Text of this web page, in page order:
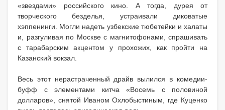
«звездами» российского кино. А тогда, дурея от
творческого безделья, устраивали диковатые
хэппенинги. Могли надеть узбекские тюбетейки и халаты
и, разгуливая по Москве с магнитофонами, спрашивать
с тарабарским акцентом у прохожих, как пройти на
Казанский вокзал.
Весь этот нерастраченный драйв вылился в комедии-
буфф с элементами китча «Восемь с половиной
долларов», снятой Иваном Охлобыстиным, где Куценко